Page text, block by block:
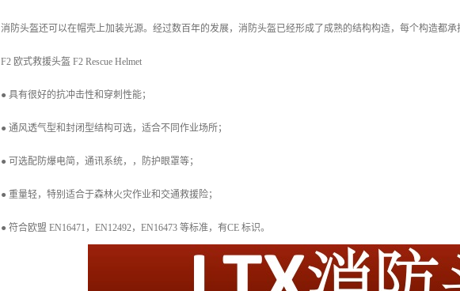
消防头盔还可以在帽壳上加装光源。经过数百年的发展，消防头盔已经形成了成熟的结构构造，每个构造都承
F2 欧式救援头盔 F2 Rescue Helmet
● 具有很好的抗冲击性和穿刺性能；
● 通风透气型和封闭型结构可选，适合不同作业场所；
● 可选配防爆电简，通讯系统，，防护眼罩等；
● 重量轻，特别适合于森林火灾作业和交通救援险；
● 符合欧盟 EN16471，EN12492，EN16473 等标准，有CE 标识。